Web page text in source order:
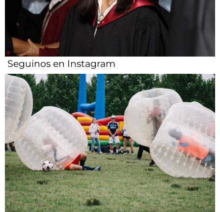
Seguinos en Instagram